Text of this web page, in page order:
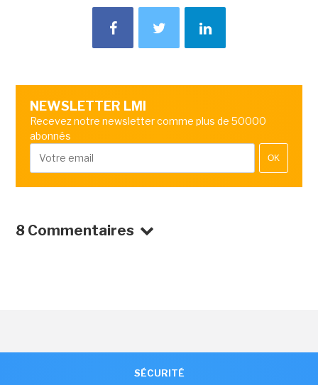
NEWSLETTER LMI
Recevez notre newsletter comme plus de 50000
abonnés
OK
8 Commentaires
SÉCURITÉ